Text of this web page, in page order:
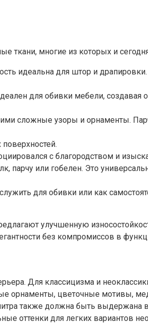
ткани, многие из которых и
идеальна для штор и
для обивки мебели, создавая
сложные узоры и орнаменты.
с благородством и
парчу или гобелен. Это
для обивки или как
улучшенную
без компромиссов в
Для классицизма и
орнаменты, цветочные мотивы,
также должна быть выдержана
оттенки для легких вариантов